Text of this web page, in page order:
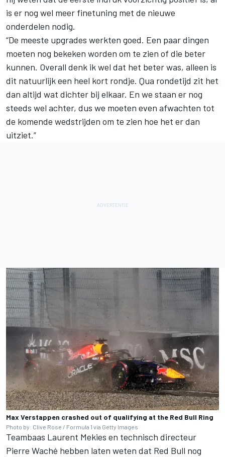
is er nog wel meer finetuning met de nieuwe
onderdelen nodig.
“De meeste upgrades werkten goed. Een paar dingen
moeten nog bekeken worden om te zien of die beter
kunnen. Overall denk ik wel dat het beter was, alleen is
dit natuurlijk een heel kort rondje. Qua rondetijd zit het
dan altijd wat dichter bij elkaar. En we staan er nog
steeds wel achter, dus we moeten even afwachten tot
de komende wedstrijden om te zien hoe het er dan
uitziet.”
Max Verstappen crashed out of qualifying at the Red Bull Ring
Photo by: Clive Rose / Formula 1 via Getty Images
Teambaas Laurent Mekies en technisch directeur
Pierre Waché hebben laten weten dat Red Bull nog